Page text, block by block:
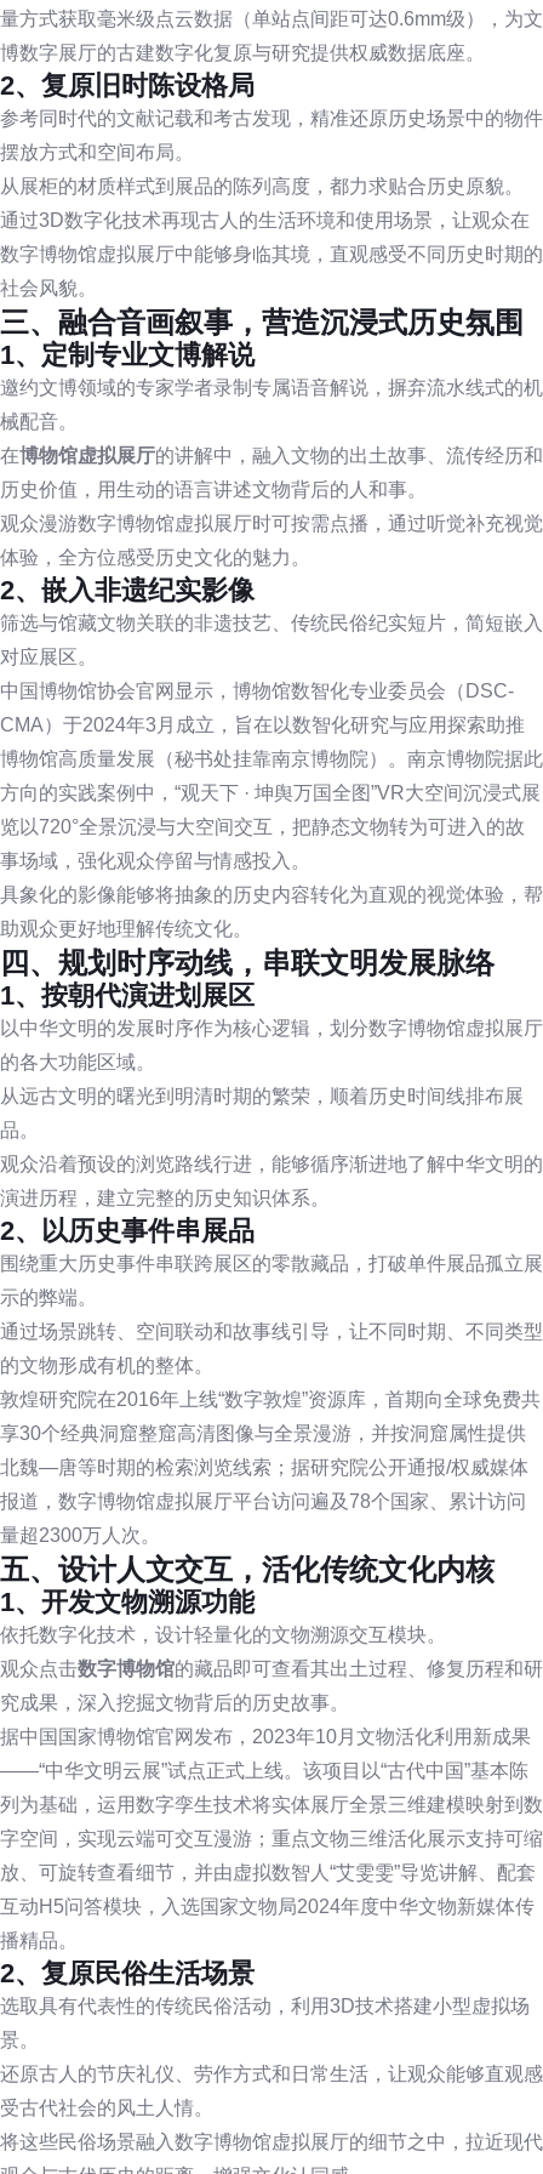
量方式获取毫米级点云数据（单站点间距可达0.6mm级），为文
博数字展厅的古建数字化复原与研究提供权威数据底座。
2、复原旧时陈设格局
参考同时代的文献记载和考古发现，精准还原历史场景中的物件
摆放方式和空间布局。
从展柜的材质样式到展品的陈列高度，都力求贴合历史原貌。
通过3D数字化技术再现古人的生活环境和使用场景，让观众在
数字博物馆虚拟展厅中能够身临其境，直观感受不同历史时期的
社会风貌。
三、融合音画叙事，营造沉浸式历史氛围
1、定制专业文博解说
邀约文博领域的专家学者录制专属语音解说，摒弃流水线式的机
械配音。
在博物馆虚拟展厅的讲解中，融入文物的出土故事、流传经历和
历史价值，用生动的语言讲述文物背后的人和事。
观众漫游数字博物馆虚拟展厅时可按需点播，通过听觉补充视觉
体验，全方位感受历史文化的魅力。
2、嵌入非遗纪实影像
筛选与馆藏文物关联的非遗技艺、传统民俗纪实短片，简短嵌入
对应展区。
中国博物馆协会官网显示，博物馆数智化专业委员会（DSC-
CMA）于2024年3月成立，旨在以数智化研究与应用探索助推
博物馆高质量发展（秘书处挂靠南京博物院）。南京博物院据此
方向的实践案例中，“观天下 · 坤舆万国全图”VR大空间沉浸式展
览以720°全景沉浸与大空间交互，把静态文物转为可进入的故
事场域，强化观众停留与情感投入。
具象化的影像能够将抽象的历史内容转化为直观的视觉体验，帮
助观众更好地理解传统文化。
四、规划时序动线，串联文明发展脉络
1、按朝代演进划展区
以中华文明的发展时序作为核心逻辑，划分数字博物馆虚拟展厅
的各大功能区域。
从远古文明的曙光到明清时期的繁荣，顺着历史时间线排布展
品。
观众沿着预设的浏览路线行进，能够循序渐进地了解中华文明的
演进历程，建立完整的历史知识体系。
2、以历史事件串展品
围绕重大历史事件串联跨展区的零散藏品，打破单件展品孤立展
示的弊端。
通过场景跳转、空间联动和故事线引导，让不同时期、不同类型
的文物形成有机的整体。
敦煌研究院在2016年上线“数字敦煌”资源库，首期向全球免费共
享30个经典洞窟整窟高清图像与全景漫游，并按洞窟属性提供
北魏—唐等时期的检索浏览线索；据研究院公开通报/权威媒体
报道，数字博物馆虚拟展厅平台访问遍及78个国家、累计访问
量超2300万人次。
五、设计人文交互，活化传统文化内核
1、开发文物溯源功能
依托数字化技术，设计轻量化的文物溯源交互模块。
观众点击数字博物馆的藏品即可查看其出土过程、修复历程和研
究成果，深入挖掘文物背后的历史故事。
据中国国家博物馆官网发布，2023年10月文物活化利用新成果
——“中华文明云展”试点正式上线。该项目以“古代中国”基本陈
列为基础，运用数字孪生技术将实体展厅全景三维建模映射到数
字空间，实现云端可交互漫游；重点文物三维活化展示支持可缩
放、可旋转查看细节，并由虚拟数智人“艾雯雯”导览讲解、配套
互动H5问答模块，入选国家文物局2024年度中华文物新媒体传
播精品。
2、复原民俗生活场景
选取具有代表性的传统民俗活动，利用3D技术搭建小型虚拟场
景。
还原古人的节庆礼仪、劳作方式和日常生活，让观众能够直观感
受古代社会的风土人情。
将这些民俗场景融入数字博物馆虚拟展厅的细节之中，拉近现代